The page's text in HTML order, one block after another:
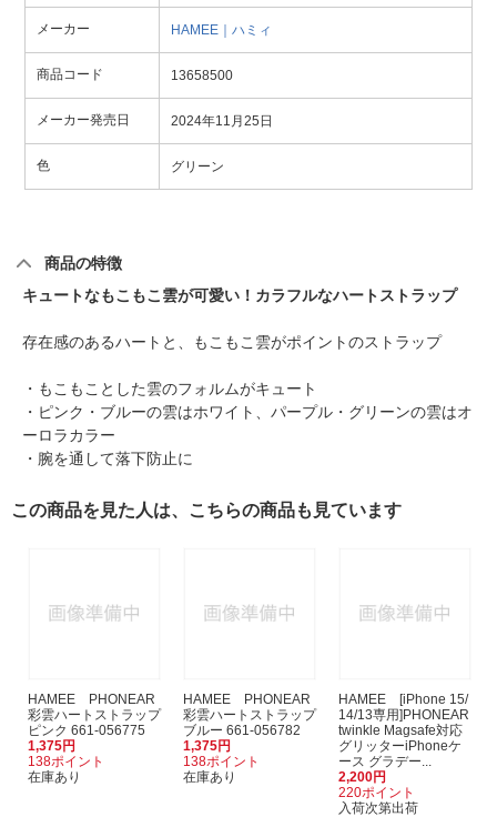
メーカー HAMEE｜ハミィ
商品コード 13658500
メーカー発売日 2024年11月25日
色 グリーン
商品の特徴
キュートなもこもこ雲が可愛い！カラフルなハートストラップ
存在感のあるハートと、もこもこ雲がポイントのストラップ
・もこもことした雲のフォルムがキュート
・ピンク・ブルーの雲はホワイト、パープル・グリーンの雲はオ
ーロラカラー
・腕を通して落下防止に
この商品を見た人は、こちらの商品も見ています
HAMEE PHONEAR
彩雲ハートストラップ
ピンク 661-056775
1,375円
138ポイント
在庫あり
HAMEE PHONEAR
彩雲ハートストラップ
ブルー 661-056782
1,375円
138ポイント
在庫あり
HAMEE [iPhone 15/
14/13専用]PHONEAR
twinkle Magsafe対応
グリッターiPhoneケ
ース グラデー...
2,200円
220ポイント
入荷次第出荷